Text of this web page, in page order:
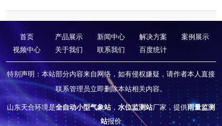
首页 产品展示 新闻中心 解决方案
案例展示
视频中心
关于我们 联系我们 百度统计
特别声明：本站部分内容来自网络，如有侵权嫌疑，请作者本人直接
联系管理员立即删除本站相关内容。
山东天合环境是全自动小型气象站， 水位监测站厂家，提供雨量监测
站报价